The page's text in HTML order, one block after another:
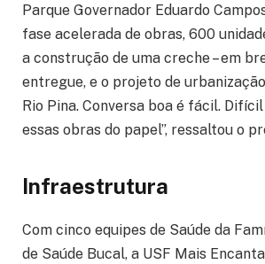
Parque Governador Eduardo
fase acelerada de obras, 600
a construção de uma creche – em
entregue, e o projeto de
Rio Pina. Conversa boa é fácil.
essas obras do papel”, ressaltou o
Infraestrutura
Com cinco equipes de Saúde da
de Saúde Bucal, a USF Mais